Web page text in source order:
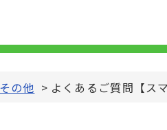
その他 > よくあるご質問【ス